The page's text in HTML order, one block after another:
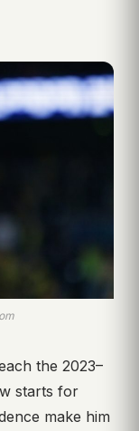
the 2023–
starts for
make him